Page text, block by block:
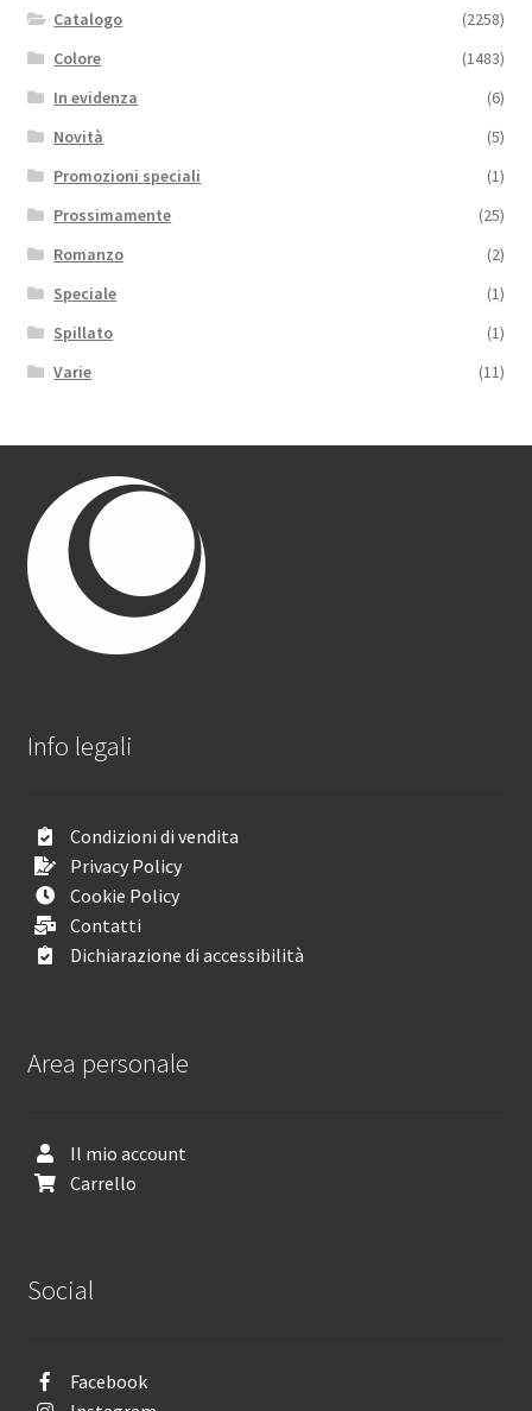
Catalogo
(2258)
Colore
(1483)
In evidenza
(6)
Novità
(5)
Promozioni speciali
(1)
Prossimamente
(25)
Romanzo
(2)
Speciale
(1)
Spillato
(1)
Varie
(11)
Info legali
Condizioni di vendita
Privacy Policy
Cookie Policy
Contatti
Dichiarazione di accessibilità
Area personale
Il mio account
Carrello
Social
Facebook